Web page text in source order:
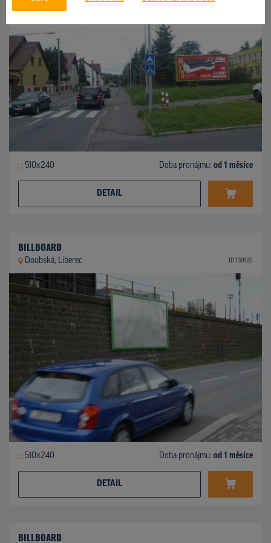
510x240 Doba pronájmu: od 1 měsíce
DETAIL
BILLBOARD
Doubská, Liberec ID 139120
510x240 Doba pronájmu: od 1 měsíce
DETAIL
BILLBOARD